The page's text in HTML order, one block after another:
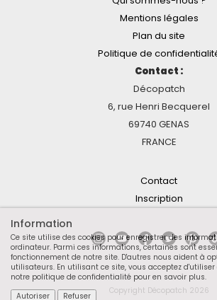
Mentions légales
Plan du site
Politique de
Contact :
Décopatch
6, rue Henri Becquerel
69740 GENAS
FRANCE
Contact
Inscription
Copyright Décopatch 2026
Information
Ce site utilise des cookies pour enregistrer des
ordinateur. Parmi ces informations, certaines sont
fonctionnement de notre site. D'autres nous aident à
utilisateurs. En utilisant ce site, vous acceptez d'utiliser
notre politique de confidentialité pour en savoir plus.
Autoriser
Refuser